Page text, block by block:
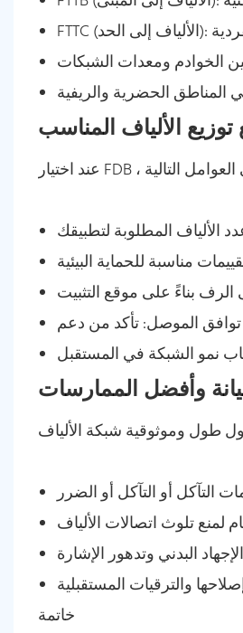
توزيع الألياف المناسب
وأفضل الممارسات
خاتمة